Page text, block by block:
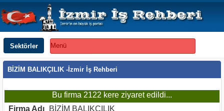
Sektörler Menü
BİZİM BALIKÇILIK -İzmir İş Rehberi
Bu firma 2122 kere ziyaret edildi...
Firma Adı
BİZİM BALIKÇILIK